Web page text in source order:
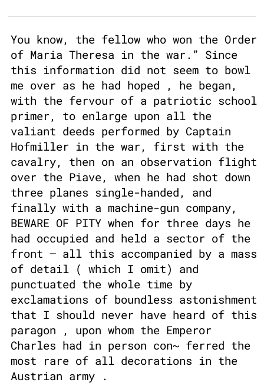
You know, the fellow who won the Order
of Maria Theresa in the war.” Since
this information did not seem to bowl
me over as he had hoped , he began,
with the fervour of a patriotic school
primer, to enlarge upon all the
valiant deeds performed by Captain
Hofmiller in the war, first with the
cavalry, then on an observation flight
over the Piave, when he had shot down
three planes single-handed, and
finally with a machine-gun company,
BEWARE OF PITY when for three days he
had occupied and held a sector of the
front — all this accompanied by a mass
of detail ( which I omit) and
punctuated the whole time by
exclamations of boundless astonishment
that I should never have heard of this
paragon , upon whom the Emperor
Charles had in person con~ ferred the
most rare of all decorations in the
Austrian army .